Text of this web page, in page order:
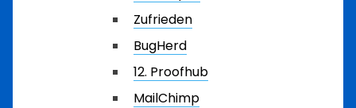
Zufrieden
BugHerd
12. Proofhub
MailChimp